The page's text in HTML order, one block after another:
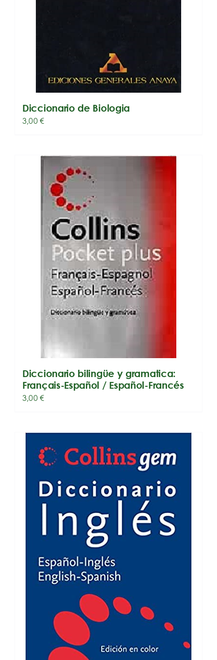
Diccionario de Biologia
3,00€
Diccionario bilingüe y gramatica:
Français-Español / Español-Francés
3,00€